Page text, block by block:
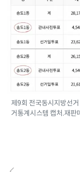
제9회 전국동시지방선
거통계시스템 캡처.재판